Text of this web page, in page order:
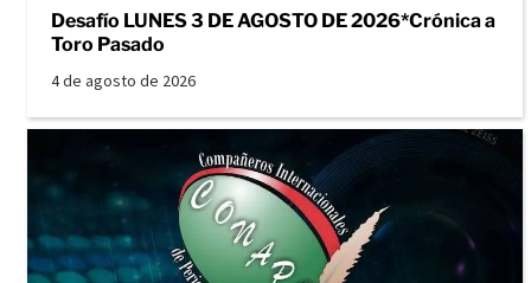
Desafío LUNES 3 DE AGOSTO DE 2026*Crónica a
Toro Pasado
4 de agosto de 2026